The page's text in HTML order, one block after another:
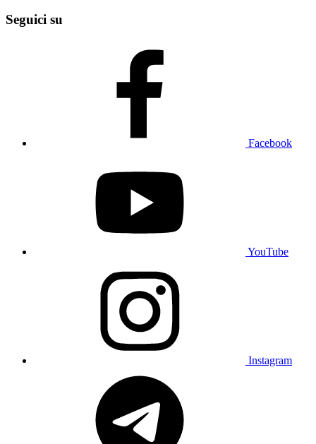
Seguici su
Facebook
YouTube
Instagram